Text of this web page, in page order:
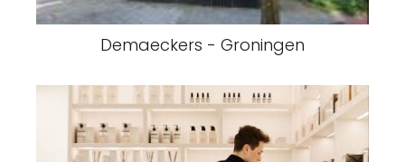
Demaeckers - Groningen